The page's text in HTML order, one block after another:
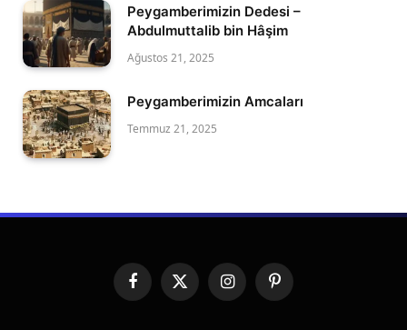
Peygamberimizin Dedesi –
Abdulmuttalib bin Hâşim
Ağustos 21, 2025
Peygamberimizin Amcaları
Temmuz 21, 2025
FacebookX
(Twitter)
InstagramPinterest